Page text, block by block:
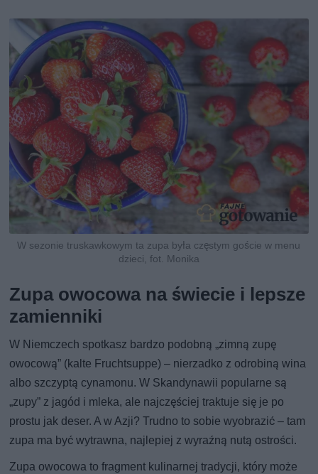
W sezonie truskawkowym ta zupa była częstym goście w menu
dzieci, fot. Monika
Zupa owocowa na świecie i lepsze
zamienniki
W Niemczech spotkasz bardzo podobną „zimną zupę
owocową” (kalte Fruchtsuppe) – nierzadko z odrobiną wina
albo szczyptą cynamonu. W Skandynawii popularne są
„zupy” z jagód i mleka, ale najczęściej traktuje się je po
prostu jak deser. A w Azji? Trudno to sobie wyobrazić – tam
zupa ma być wytrawna, najlepiej z wyraźną nutą ostrości.
Zupa owocowa to fragment kulinarnej tradycji, który może